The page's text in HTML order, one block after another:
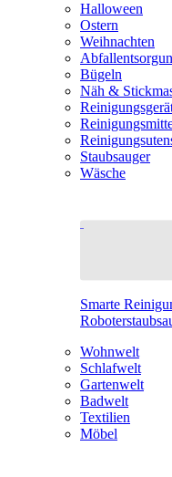
Halloween
Ostern
Weihnachten
Bügeln
Näh &
Staubsauger
Wäsche
Smarte
Wohnwelt
Schlafwelt
Gartenwelt
Badwelt
Textilien
Möbel